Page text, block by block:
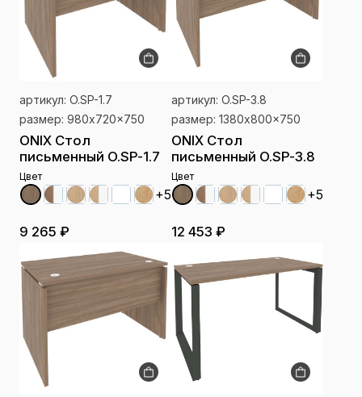
артикул: O.SP-1.7
размер: 980x720x750
ONIX Стол
письменный O.SP-1.7
Цвет
+5
9 265 ₽
артикул: O.SP-3.8
размер: 1380x800x750
ONIX Стол
письменный O.SP-3.8
Цвет
+5
12 453 ₽